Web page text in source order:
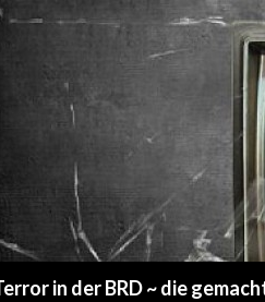
in der BRD ~ die